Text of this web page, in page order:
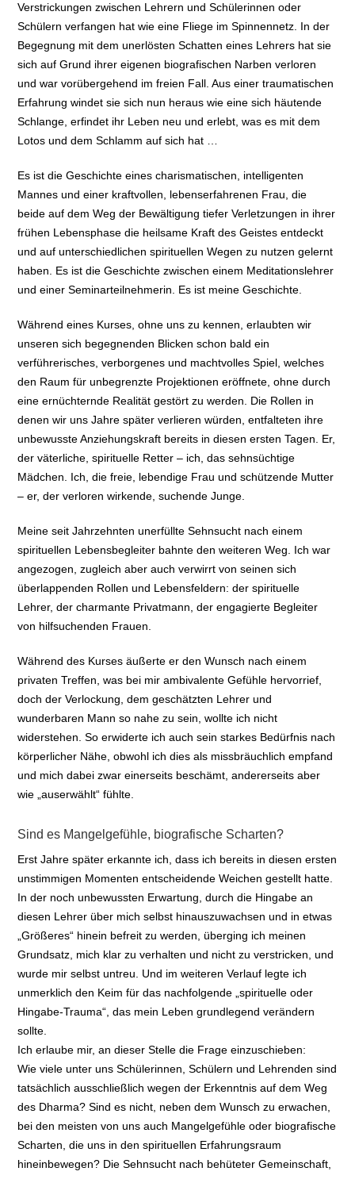
Verstrickungen zwischen Lehrern und Schülerinnen oder
Schülern verfangen hat wie eine Fliege im Spinnennetz. In der
Begegnung mit dem unerlösten Schatten eines Lehrers hat sie
sich auf Grund ihrer eigenen biografischen Narben verloren
und war vorübergehend im freien Fall. Aus einer traumatischen
Erfahrung windet sie sich nun heraus wie eine sich häutende
Schlange, erfindet ihr Leben neu und erlebt, was es mit dem
Lotos und dem Schlamm auf sich hat …
Es ist die Geschichte eines charismatischen, intelligenten
Mannes und einer kraftvollen, lebenserfahrenen Frau, die
beide auf dem Weg der Bewältigung tiefer Verletzungen in ihrer
frühen Lebensphase die heilsame Kraft des Geistes entdeckt
und auf unterschiedlichen spirituellen Wegen zu nutzen gelernt
haben. Es ist die Geschichte zwischen einem Meditationslehrer
und einer Seminarteilnehmerin. Es ist meine Geschichte.
Während eines Kurses, ohne uns zu kennen, erlaubten wir
unseren sich begegnenden Blicken schon bald ein
verführerisches, verborgenes und machtvolles Spiel, welches
den Raum für unbegrenzte Projektionen eröffnete, ohne durch
eine ernüchternde Realität gestört zu werden. Die Rollen in
denen wir uns Jahre später verlieren würden, entfalteten ihre
unbewusste Anziehungskraft bereits in diesen ersten Tagen. Er,
der väterliche, spirituelle Retter – ich, das sehnsüchtige
Mädchen. Ich, die freie, lebendige Frau und schützende Mutter
– er, der verloren wirkende, suchende Junge.
Meine seit Jahrzehnten unerfüllte Sehnsucht nach einem
spirituellen Lebensbegleiter bahnte den weiteren Weg. Ich war
angezogen, zugleich aber auch verwirrt von seinen sich
überlappenden Rollen und Lebensfeldern: der spirituelle
Lehrer, der charmante Privatmann, der engagierte Begleiter
von hilfsuchenden Frauen.
Während des Kurses äußerte er den Wunsch nach einem
privaten Treffen, was bei mir ambivalente Gefühle hervorrief,
doch der Verlockung, dem geschätzten Lehrer und
wunderbaren Mann so nahe zu sein, wollte ich nicht
widerstehen. So erwiderte ich auch sein starkes Bedürfnis nach
körperlicher Nähe, obwohl ich dies als missbräuchlich empfand
und mich dabei zwar einerseits beschämt, andererseits aber
wie „auserwählt“ fühlte.
Sind es Mangelgefühle, biografische Scharten?
Erst Jahre später erkannte ich, dass ich bereits in diesen ersten
unstimmigen Momenten entscheidende Weichen gestellt hatte.
In der noch unbewussten Erwartung, durch die Hingabe an
diesen Lehrer über mich selbst hinauszuwachsen und in etwas
„Größeres“ hinein befreit zu werden, überging ich meinen
Grundsatz, mich klar zu verhalten und nicht zu verstricken, und
wurde mir selbst untreu. Und im weiteren Verlauf legte ich
unmerklich den Keim für das nachfolgende „spirituelle oder
Hingabe-Trauma“, das mein Leben grundlegend verändern
sollte.
Ich erlaube mir, an dieser Stelle die Frage einzuschieben:
Wie viele unter uns Schülerinnen, Schülern und Lehrenden sind
tatsächlich ausschließlich wegen der Erkenntnis auf dem Weg
des Dharma? Sind es nicht, neben dem Wunsch zu erwachen,
bei den meisten von uns auch Mangelgefühle oder biografische
Scharten, die uns in den spirituellen Erfahrungsraum
hineinbewegen? Die Sehnsucht nach behüteter Gemeinschaft,